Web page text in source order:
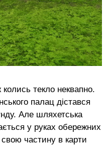
текло неквапно.
палац дістався
Але шляхетська
у руках обережних
частину в карти